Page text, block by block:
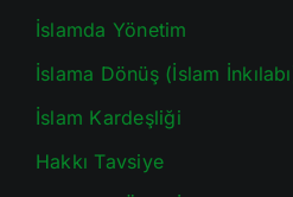
İslamda Yönetim
İslama Dönüş (İslam
İslam Kardeşliği
Hakkı Tavsiye